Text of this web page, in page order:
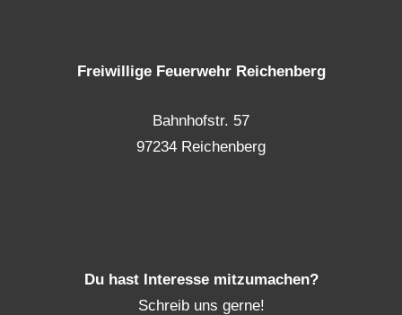
Freiwillige Feuerwehr Reichenberg
Bahnhofstr. 57
97234 Reichenberg
Du hast Interesse mitzumachen?
Schreib uns gerne!